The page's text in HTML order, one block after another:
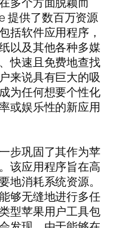
提供了数百万资源
括软件应用程序，
以及其他各种多媒
快速且免费地查找
来说具有巨大的吸
为任何想要个性化
或娱乐性的新应用
步巩固了其作为苹
该应用程序旨在高
地消耗系统资源。
够无缝地进行多任
型苹果用户工具包